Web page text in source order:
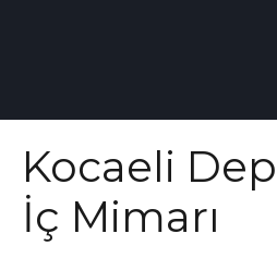
Kocaeli
İç Mimarı